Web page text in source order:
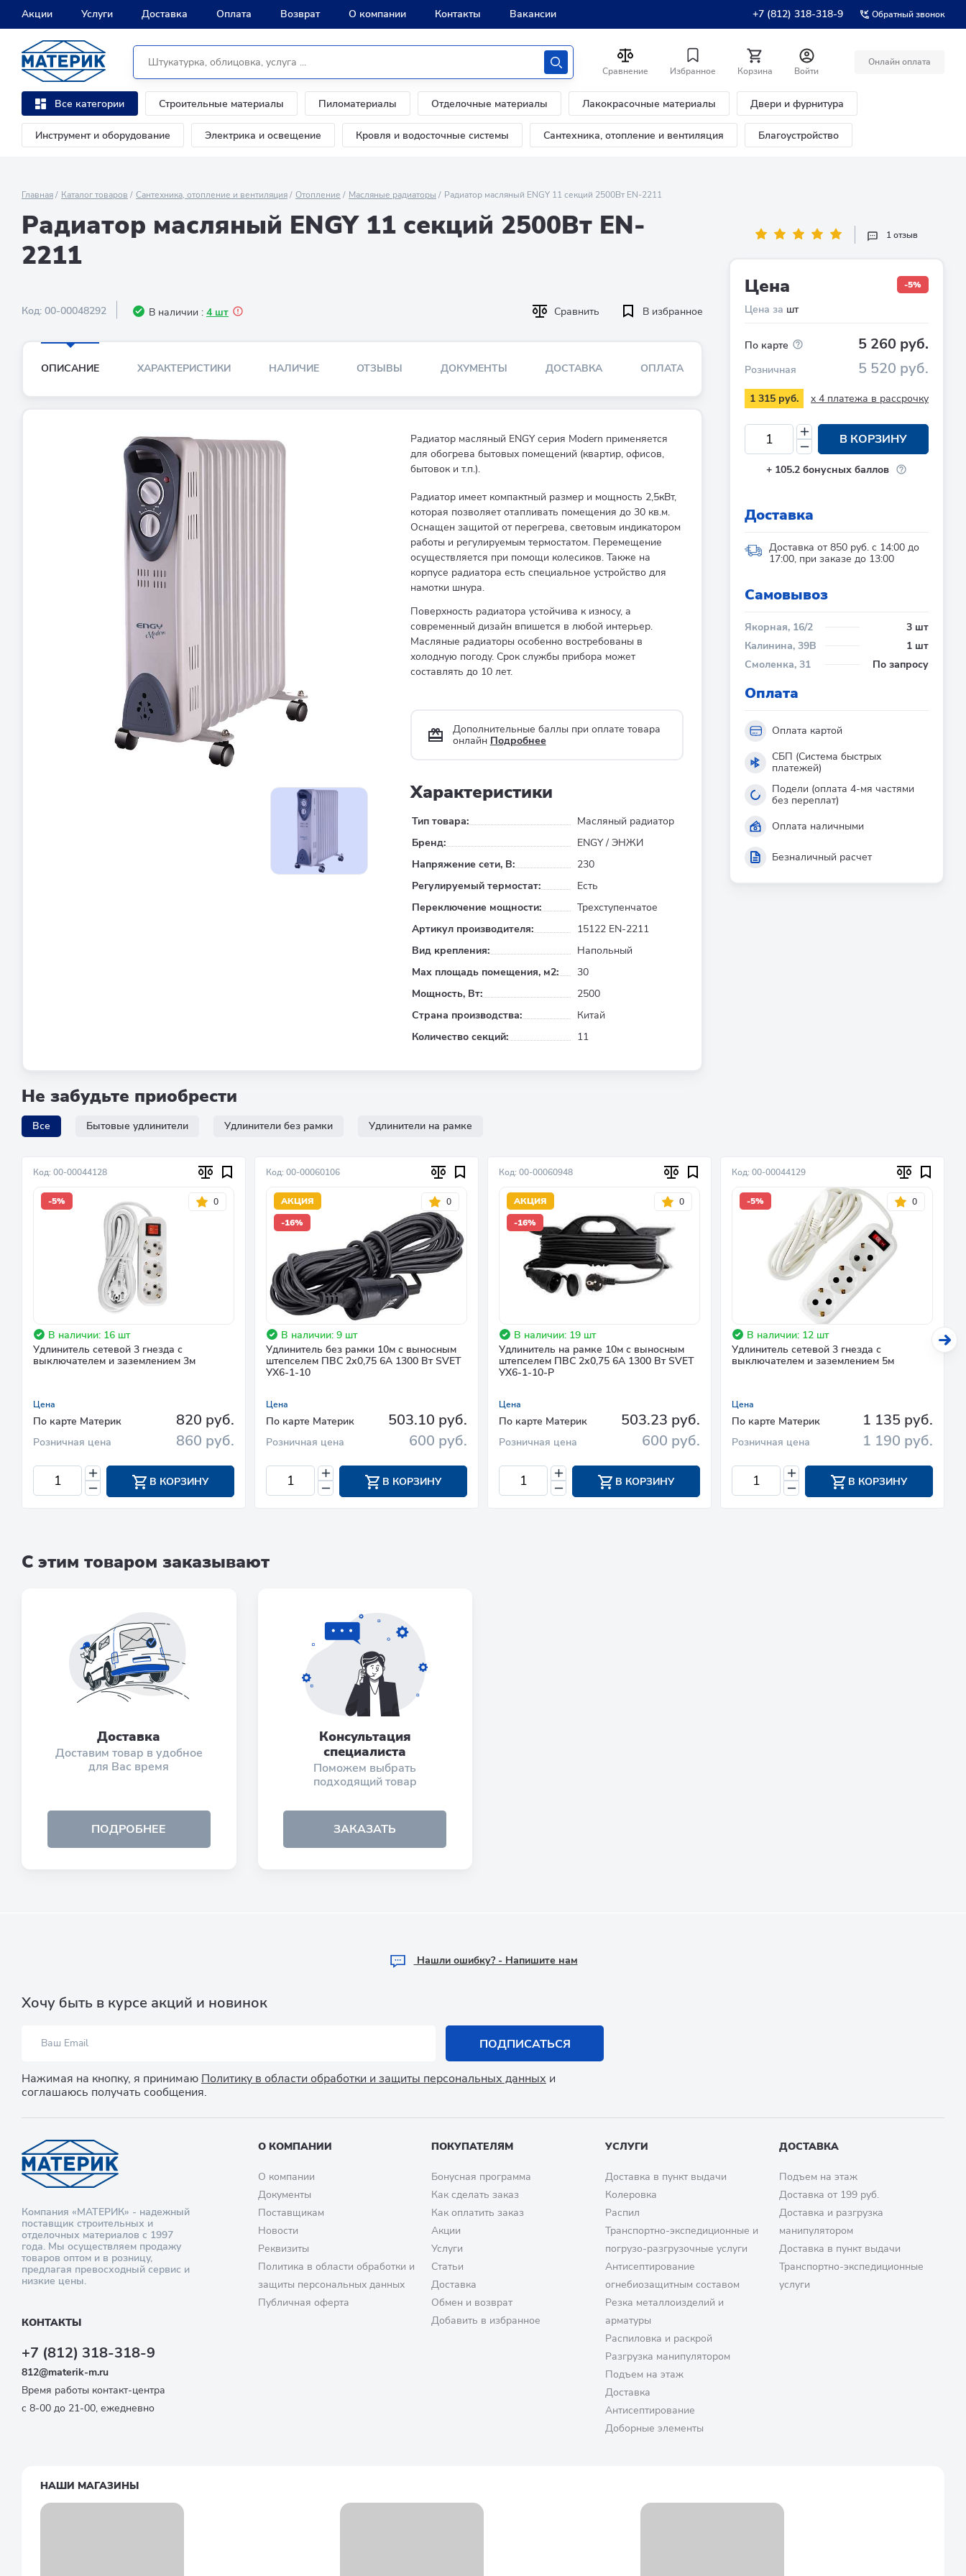
Акции Услуги Доставка Оплата Возврат О компании Контакты Вакансии +7 (812) 318-318-9 Обратный звонок
Сравнение Избранное Корзина Войти
Онлайн оплата
Все категории Строительные материалы Пиломатериалы Отделочные материалы Лакокрасочные материалы Двери и фурнитура
Инструмент и оборудование Электрика и освещение Кровля и водосточные системы Сантехника, отопление и вентиляция Благоустройство
Главная Каталог товаров Сантехника, отопление и вентиляция Отопление Масляные радиаторы Радиатор масляный ENGY 11 секций 2500Вт EN-2211
Радиатор масляный ENGY 11 секций 2500Вт EN-
2211
Код: 00-00048292 В наличии : 4 шт Сравнить В избранное
ОПИСАНИЕ ХАРАКТЕРИСТИКИ НАЛИЧИЕ ОТЗЫВЫ ДОКУМЕНТЫ ДОСТАВКА ОПЛАТА
Радиатор масляный ENGY серия Modern применяется
для обогрева бытовых помещений (квартир, офисов,
бытовок и т.п.).
Радиатор имеет компактный размер и мощность 2,5кВт,
которая позволяет отапливать помещения до 30 кв.м.
Оснащен защитой от перегрева, световым индикатором
работы и регулируемым термостатом. Перемещение
осуществляется при помощи колесиков. Также на
корпусе радиатора есть специальное устройство для
намотки шнура.
Поверхность радиатора устойчива к износу, а
современный дизайн впишется в любой интерьер.
Масляные радиаторы особенно востребованы в
холодную погоду. Срок службы прибора может
составлять до 10 лет.
Дополнительные баллы при оплате товара
онлайн Подробнее
Характеристики
Тип товара:
Масляный радиатор
Бренд:
ENGY / ЭНЖИ
Напряжение сети, В:
230
Регулируемый термостат:
Есть
Переключение мощности:
Трехступенчатое
Артикул производителя:
15122 EN-2211
Вид крепления:
Напольный
Max площадь помещения, м2:
30
Мощность, Вт:
2500
Страна производства:
Китай
Количество секций:
11
1 отзыв
Цена
Цена за шт
-5%
По карте 5 260 руб.
Розничная 5 520 руб.
1 315 руб. x 4 платежа в рассрочку
В КОРЗИНУ
+ 105.2 бонусных баллов
Доставка
Доставка от 850 руб. с 14:00 до
17:00, при заказе до 13:00
Cамовывоз
Якорная, 16/2
3 шт
Калинина, 39В
1 шт
Смоленка, 31
По запросу
Оплата
Оплата картой
СБП (Система быстрых
платежей)
Подели (оплата 4-мя частями
без переплат)
Оплата наличными
Безналичный расчет
Не забудьте приобрести
Все Бытовые удлинители Удлинители без рамки Удлинители на рамке
Код: 00-00044128
-5% 0
В наличии: 16 шт
Удлинитель сетевой 3 гнезда с
выключателем и заземлением 3м
Цена
По карте Материк 820 руб.
Розничная цена 860 руб.
В КОРЗИНУ
Код: 00-00060106
АКЦИЯ
-16%
0
В наличии: 9 шт
Удлинитель без рамки 10м с выносным
штепселем ПВС 2х0,75 6A 1300 Вт SVET
УХ6-1-10
Цена
По карте Материк 503.10 руб.
Розничная цена 600 руб.
В КОРЗИНУ
Код: 00-00060948
АКЦИЯ
-16%
0
В наличии: 19 шт
Удлинитель на рамке 10м с выносным
штепселем ПВС 2х0,75 6A 1300 Вт SVET
УХ6-1-10-Р
Цена
По карте Материк 503.23 руб.
Розничная цена 600 руб.
В КОРЗИНУ
Код: 00-00044129
-5% 0
В наличии: 12 шт
Удлинитель сетевой 3 гнезда с
выключателем и заземлением 5м
Цена
По карте Материк 1 135 руб.
Розничная цена 1 190 руб.
В КОРЗИНУ
С этим товаром заказывают
Доставка
Доставим товар в удобное
для Вас время
ПОДРОБНЕЕ
Консультация
специалиста
Поможем выбрать
подходящий товар
ЗАКАЗАТЬ
Hашли ошибку? - Напишите нам
Хочу быть в курсе акций и новинок
ПОДПИСАТЬСЯ
Нажимая на кнопку, я принимаю Политику в области обработки и защиты персональных данных и
соглашаюсь получать сообщения.
Компания «МАТЕРИК» - надежный
поставщик строительных и
отделочных материалов с 1997
года. Мы осуществляем продажу
товаров оптом и в розницу,
предлагая превосходный сервис и
низкие цены.
КОНТАКТЫ
+7 (812) 318-318-9
812@materik-m.ru
Время работы контакт-центра
с 8-00 до 21-00, ежедневно
О КОМПАНИИ
О компании
Документы
Поставщикам
Новости
Реквизиты
Политика в области обработки и
защиты персональных данных
Публичная оферта
ПОКУПАТЕЛЯМ
Бонусная программа
Как сделать заказ
Как оплатить заказ
Акции
Услуги
Статьи
Доставка
Обмен и возврат
Добавить в избранное
УСЛУГИ
Доставка в пункт выдачи
Колеровка
Распил
Транспортно-экспедиционные и
погрузо-разгрузочные услуги
Антисептирование
огнебиозащитным составом
Резка металлоизделий и
арматуры
Распиловка и раскрой
Разгрузка манипулятором
Подъем на этаж
Доставка
Антисептирование
Доборные элементы
ДОСТАВКА
Подъем на этаж
Доставка от 199 руб.
Доставка и разгрузка
манипулятором
Доставка в пункт выдачи
Транспортно-экспедиционные
услуги
НАШИ МАГАЗИНЫ